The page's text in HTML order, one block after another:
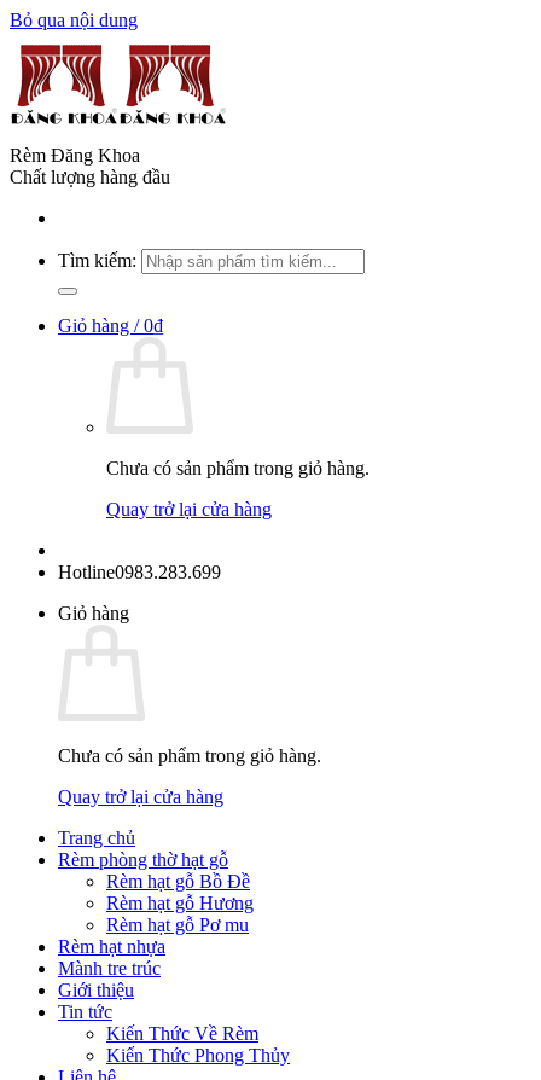
Bỏ qua nội dung
Rèm Đăng Khoa
Chất lượng hàng đầu
Tìm kiếm:
Giỏ hàng /0₫
Chưa có sản phẩm trong giỏ hàng.
Quay trở lại cửa hàng
Hotline0983.283.699
Giỏ hàng
Chưa có sản phẩm trong giỏ hàng.
Quay trở lại cửa hàng
Trang chủ
Rèm phòng thờ hạt gỗ
Rèm hạt gỗ Bồ Đề
Rèm hạt gỗ Hương
Rèm hạt gỗ Pơ mu
Rèm hạt nhựa
Mành tre trúc
Giới thiệu
Tin tức
Kiến Thức Về Rèm
Kiến Thức Phong Thủy